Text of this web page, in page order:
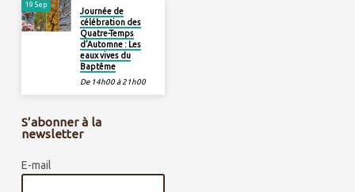
19 Sep
Journée de
célébration des
Quatre-Temps
d’Automne : Les
eaux vives du
Baptême
De 14h00 à 21h00
S’abonner à la
newsletter
E-mail